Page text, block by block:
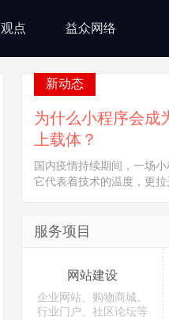
点 益众网络
新动态
为什么小程序会成
上载体？
国内疫情持续期间，一场
它代表着技术的温度，更
服务项目
网站建设
企业网站、购物商城、
行业门户、社区论坛等